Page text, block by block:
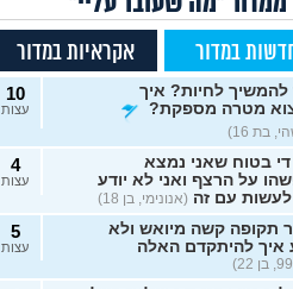
במדור אקראיות במדור
להמשיך לחיות? איך
מטרה מספקת?
בת 16)
10
עצות
די בטוח שאני נמצא
על הרצף ואני לא יודע
עם זה (אנונימי, בן 18)
4
עצות
תקופה קשה מיואש ולא
איך להיתקדם האלה
5
עצות